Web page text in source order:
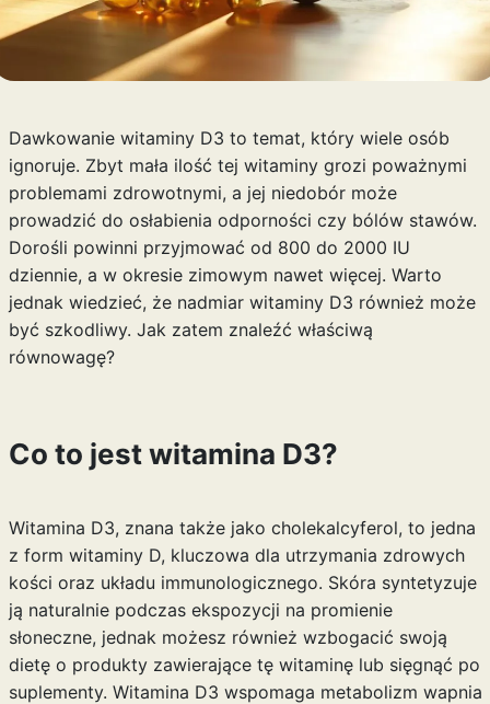
Dawkowanie witaminy D3 to temat, który wiele osób
ignoruje. Zbyt mała ilość tej witaminy grozi poważnymi
problemami zdrowotnymi, a jej niedobór może
prowadzić do osłabienia odporności czy bólów stawów.
Dorośli powinni przyjmować od 800 do 2000 IU
dziennie, a w okresie zimowym nawet więcej. Warto
jednak wiedzieć, że nadmiar witaminy D3 również może
być szkodliwy. Jak zatem znaleźć właściwą
równowagę?
Co to jest witamina D3?
Witamina D3, znana także jako cholekalcyferol, to jedna
z form witaminy D, kluczowa dla utrzymania zdrowych
kości oraz układu immunologicznego. Skóra syntetyzuje
ją naturalnie podczas ekspozycji na promienie
słoneczne, jednak możesz również wzbogacić swoją
dietę o produkty zawierające tę witaminę lub sięgnąć po
suplementy. Witamina D3 wspomaga metabolizm wapnia